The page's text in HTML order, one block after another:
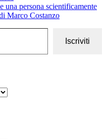
una persona scientificamente
Marco Costanzo
Iscriviti